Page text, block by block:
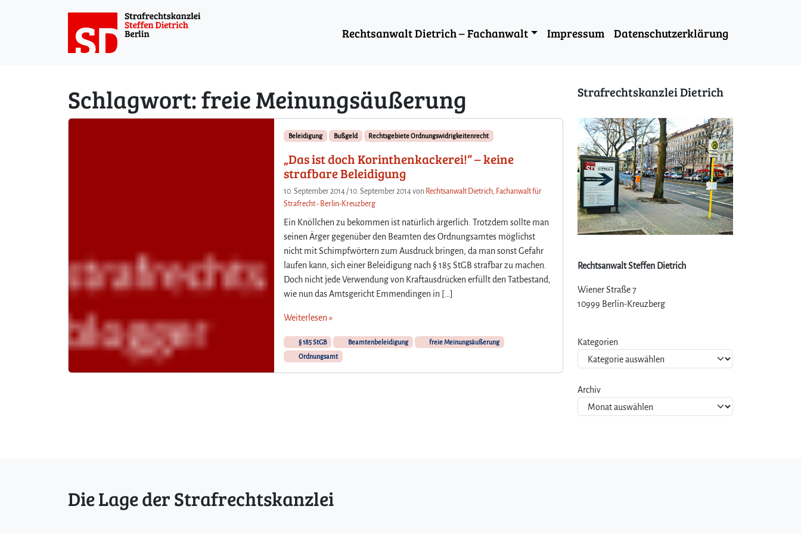
Rechtsanwalt Dietrich – Fachanwalt Impressum Datenschutzerklärung
Schlagwort:freie Meinungsäußerung
Beleidigung Bußgeld Rechtsgebiete Ordnungswidrigkeitenrecht
„Das ist doch Korinthenkackerei!“ – keine
strafbare Beleidigung
10. September 2014 /10. September 2014von Rechtsanwalt Dietrich, Fachanwalt für
Strafrecht - Berlin-Kreuzberg
Ein Knöllchen zu bekommen ist natürlich ärgerlich. Trotzdem sollte man
seinen Ärger gegenüber den Beamten des Ordnungsamtes möglichst
nicht mit Schimpfwörtern zum Ausdruck bringen, da man sonst Gefahr
laufen kann, sich einer Beleidigung nach § 185 StGB strafbar zu machen.
Doch nicht jede Verwendung von Kraftausdrücken erfüllt den Tatbestand,
wie nun das Amtsgericht Emmendingen in […]
Weiterlesen »
§ 185 StGB Beamtenbeleidigung
freie Meinungsäußerung
Ordnungsamt
Strafrechtskanzlei Dietrich
Rechtsanwalt Steffen Dietrich
Wiener Straße 7
10999 Berlin-Kreuzberg
Kategorien
Archiv
Die Lage der Strafrechtskanzlei